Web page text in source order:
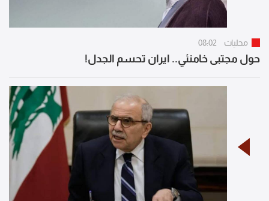
محليات 08:02
حول مجتبى خامنئي.. ايران تحسم الجدل!